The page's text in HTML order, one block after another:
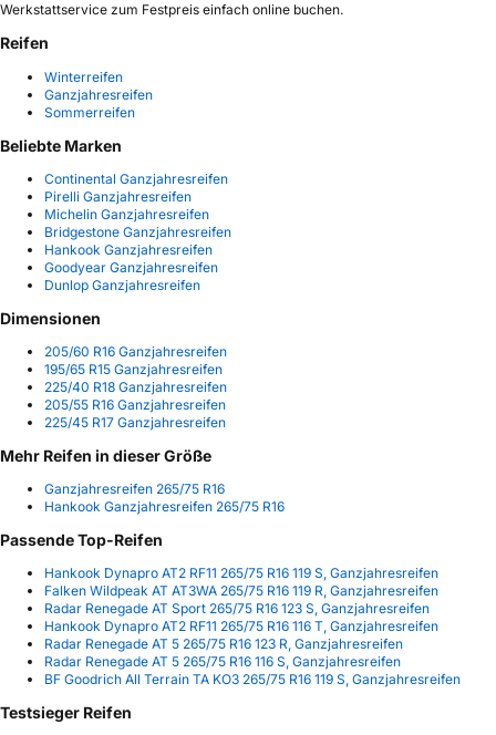
Werkstattservice zum Festpreis einfach online buchen.
Reifen
Winterreifen
Ganzjahresreifen
Sommerreifen
Beliebte Marken
Continental Ganzjahresreifen
Pirelli Ganzjahresreifen
Michelin Ganzjahresreifen
Bridgestone Ganzjahresreifen
Hankook Ganzjahresreifen
Goodyear Ganzjahresreifen
Dunlop Ganzjahresreifen
Dimensionen
205/60 R16 Ganzjahresreifen
195/65 R15 Ganzjahresreifen
225/40 R18 Ganzjahresreifen
205/55 R16 Ganzjahresreifen
225/45 R17 Ganzjahresreifen
Mehr Reifen in dieser Größe
Ganzjahresreifen 265/75 R16
Hankook Ganzjahresreifen 265/75 R16
Passende Top-Reifen
Hankook Dynapro AT2 RF11 265/75 R16 119 S, Ganzjahresreifen
Falken Wildpeak AT AT3WA 265/75 R16 119 R, Ganzjahresreifen
Radar Renegade AT Sport 265/75 R16 123 S, Ganzjahresreifen
Hankook Dynapro AT2 RF11 265/75 R16 116 T, Ganzjahresreifen
Radar Renegade AT 5 265/75 R16 123 R, Ganzjahresreifen
Radar Renegade AT 5 265/75 R16 116 S, Ganzjahresreifen
BF Goodrich All Terrain TA KO3 265/75 R16 119 S, Ganzjahresreifen
Testsieger Reifen